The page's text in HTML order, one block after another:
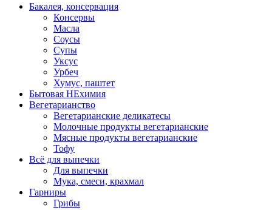
Бакалея, консервация
Консервы
Масла
Соусы
Супы
Уксус
Урбеч
Хумус, паштет
Бытовая НЕхимия
Вегетарианство
Вегетарианские деликатесы
Молочные продукты вегетарианские
Мясные продукты вегетарианские
Тофу
Всё для выпечки
Для выпечки
Мука, смеси, крахмал
Гарниры
Грибы